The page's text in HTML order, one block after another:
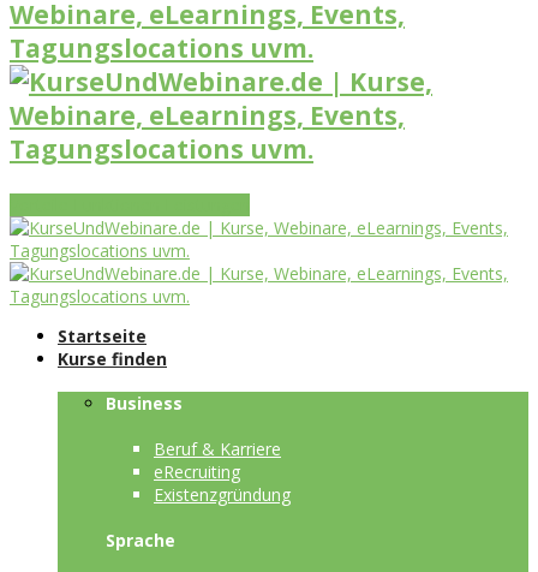
Startseite
Kurse finden
Business
Beruf & Karriere
eRecruiting
Existenzgründung
Sprache